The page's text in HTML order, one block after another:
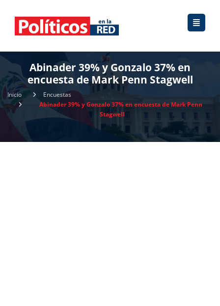
Abinader 39% y Gonzalo 37% en
encuesta de Mark Penn Stagwell
Inicio
Encuestas
Abinader 39% y Gonzalo 37% en encuesta de Mark Penn
Stagwell